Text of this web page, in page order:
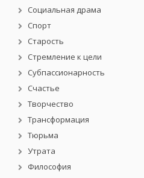
Социальная драма
Спорт
Старость
Стремление к цели
Субпассионарность
Счастье
Творчество
Трансформация
Тюрьма
Утрата
Философия